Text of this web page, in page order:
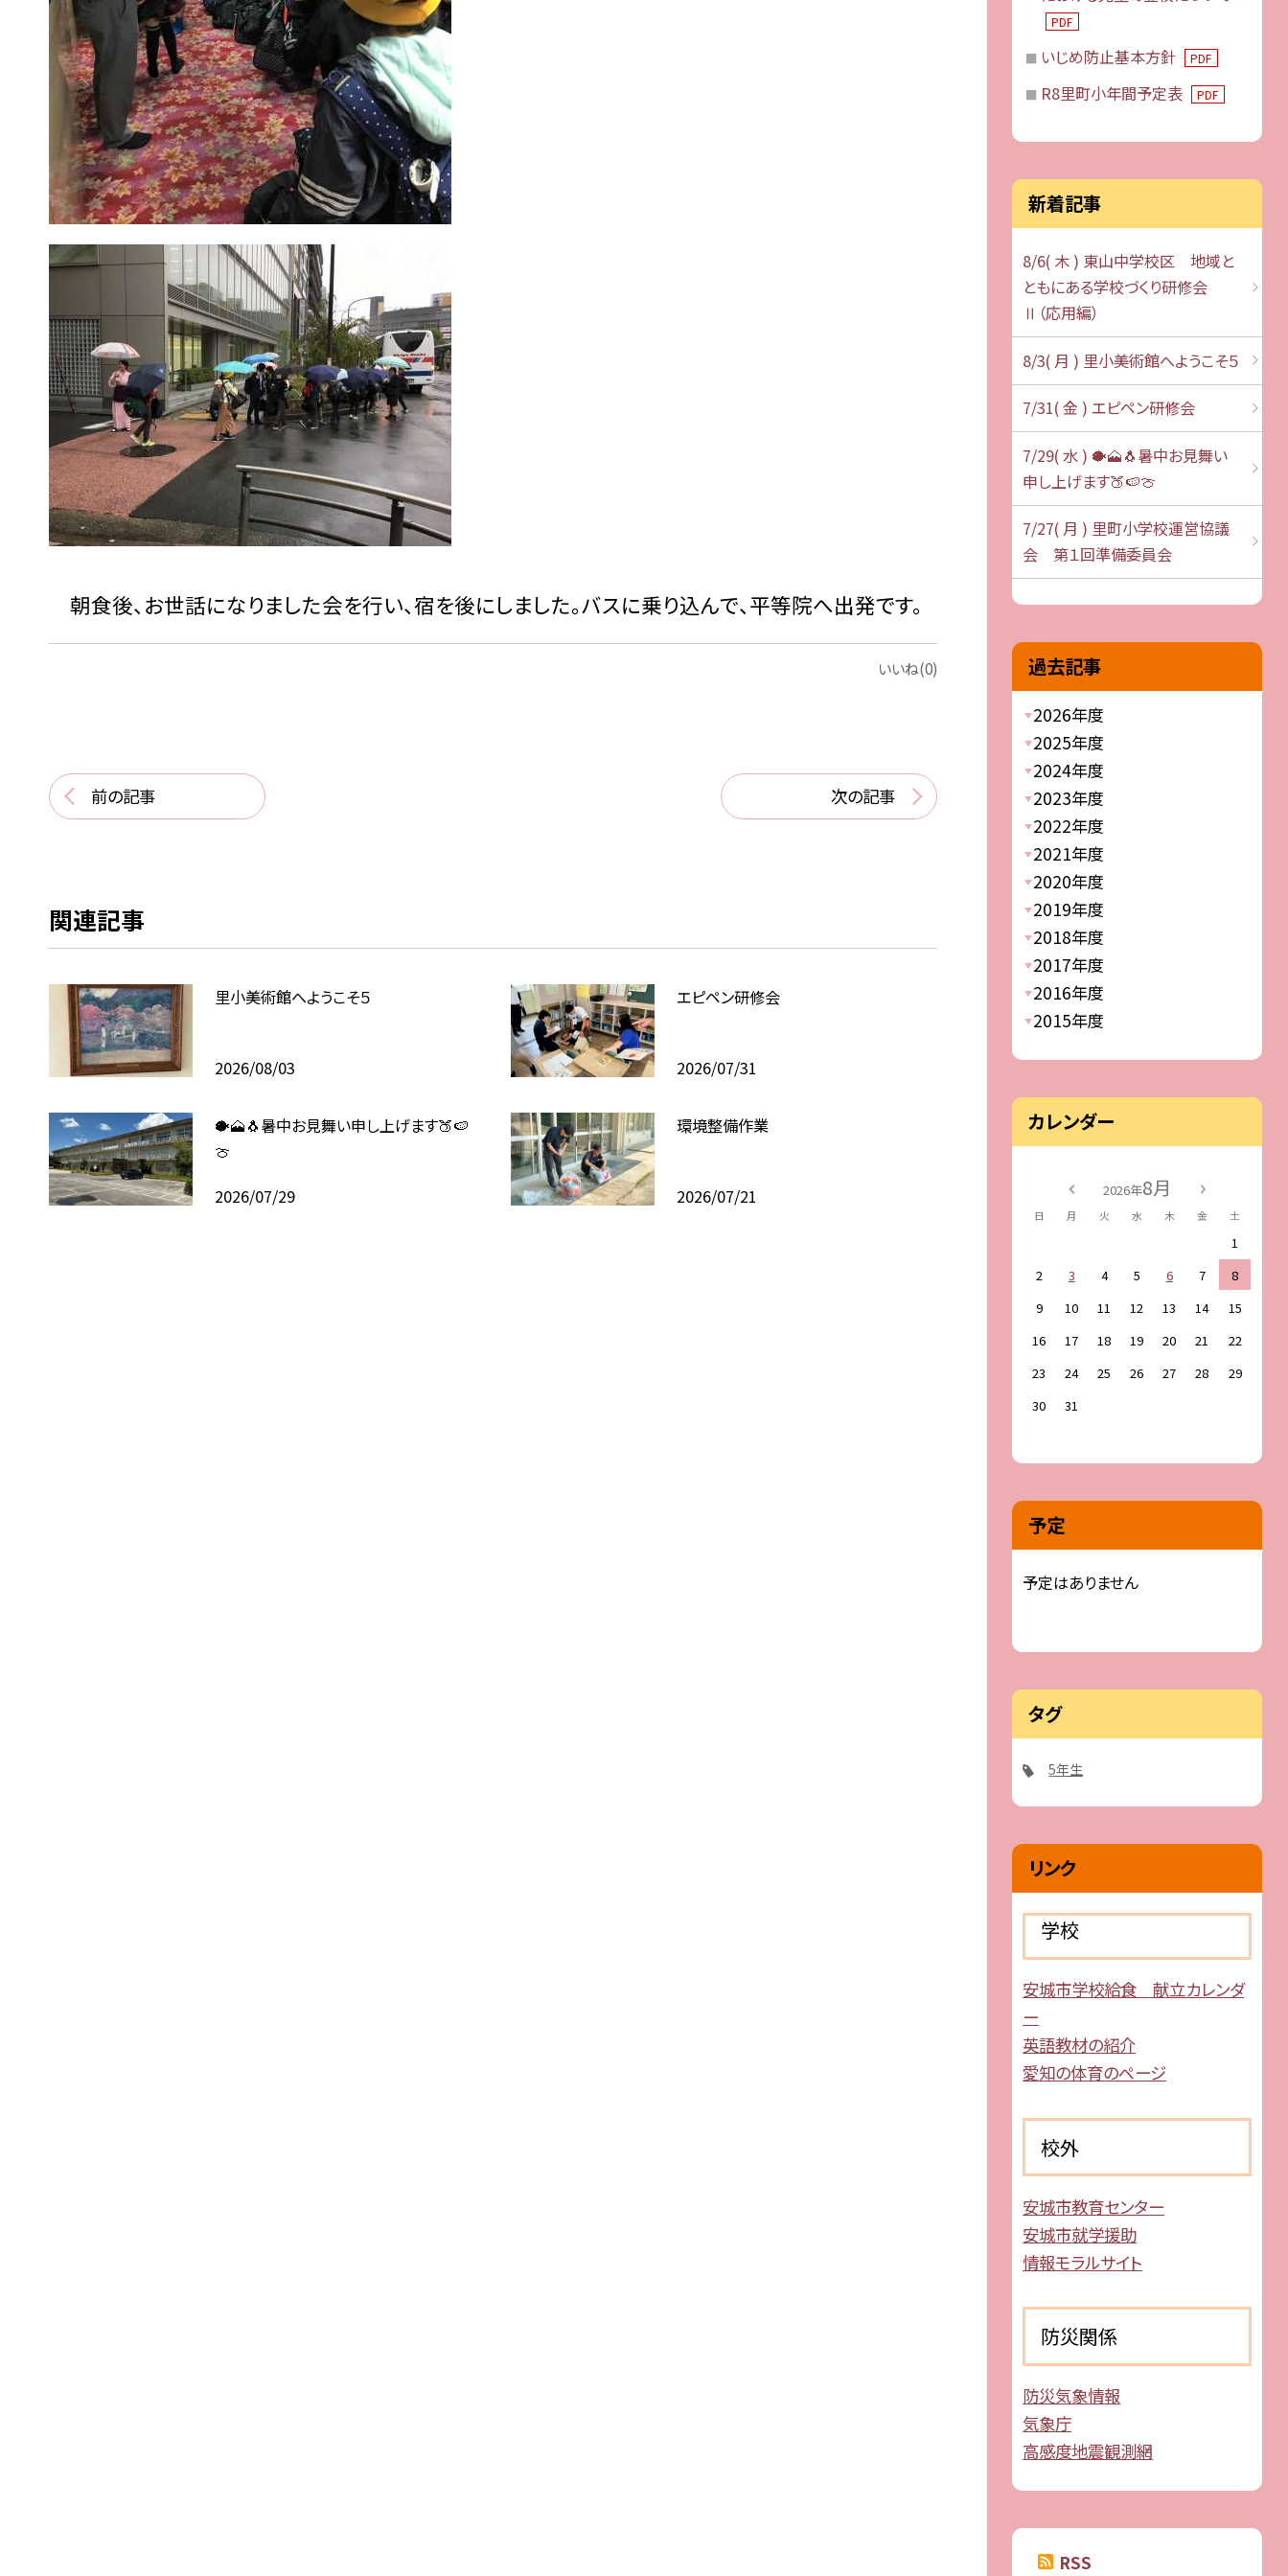
朝食後、お世話になりました会を行い、宿を後にしました。バスに乗り込んで、平等院へ出発です。
いいね(0)
前の記事 次の記事
関連記事
里小美術館へようこそ５
2026/08/03
エピペン研修会
2026/07/31
🐡🗻🐧暑中お見舞い申し上げます🍑🍉
🍈
2026/07/29
環境整備作業
2026/07/21
PDF
いじめ防止基本方針 PDF
R8里町小年間予定表 PDF
新着記事
8/6( 木 ) 東山中学校区 地域と
ともにある学校づくり研修会
Ⅱ（応用編）
8/3( 月 ) 里小美術館へようこそ５
7/31( 金 ) エピペン研修会
7/29( 水 ) 🐡🗻🐧暑中お見舞い
申し上げます🍑🍉🍈
7/27( 月 ) 里町小学校運営協議
会 第１回準備委員会
過去記事
2026年度
2025年度
2024年度
2023年度
2022年度
2021年度
2020年度
2019年度
2018年度
2017年度
2016年度
2015年度
カレンダー
2026年8月
日 月 火 水 木 金 土
1
2
3 4 5 6 7
8
9
10 11 12 13 14
15
16
17 18 19 20 21
22
23
24 25 26 27 28
29
30
31
予定
予定はありません
タグ
5年生
リンク
学校
安城市学校給食 献立カレンダ
ー
英語教材の紹介
愛知の体育のページ
校外
安城市教育センター
安城市就学援助
情報モラルサイト
防災関係
防災気象情報
気象庁
高感度地震観測網
RSS